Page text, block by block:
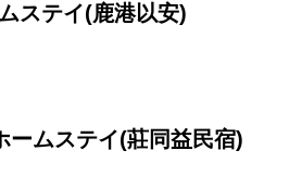
ステイ(鹿港以安)
ームステイ(莊同益民宿)